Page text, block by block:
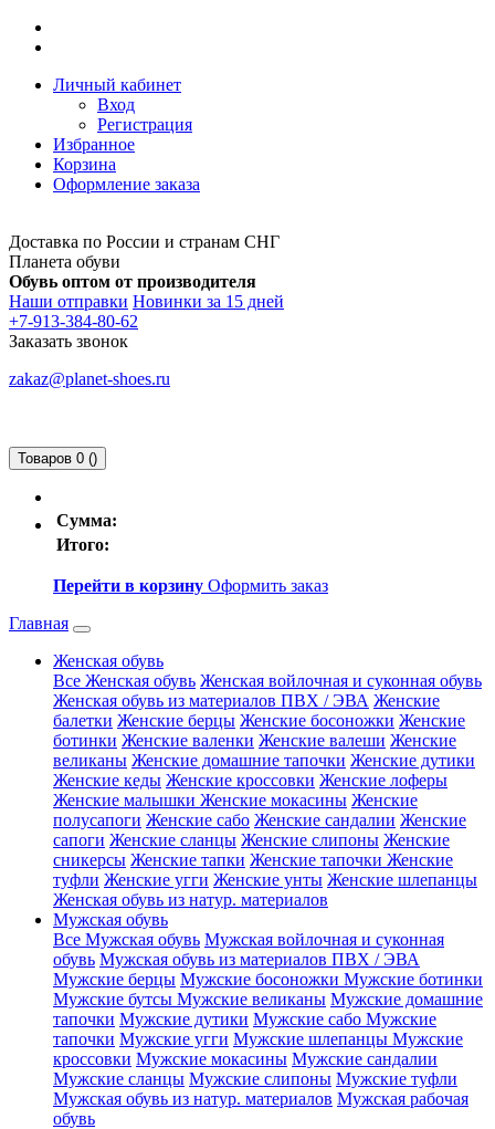
Личный кабинет
Вход
Регистрация
Избранное
Корзина
Оформление заказа
Доставка по России и странам СНГ
Планета обуви
Обувь оптом от производителя
Наши отправки Новинки за 15 дней
+7-913-384-80-62
Заказать звонок
zakaz@planet-shoes.ru
Товаров 0 ()
Сумма:
Итого:
Перейти в корзину Оформить заказ
Главная
Женская обувь
Все Женская обувь Женская войлочная и суконная обувь
Женская обувь из материалов ПВХ / ЭВА Женские
балетки Женские берцы Женские босоножки Женские
ботинки Женские валенки Женские валеши Женские
великаны Женские домашние тапочки Женские дутики
Женские кеды Женские кроссовки Женские лоферы
Женские малышки Женские мокасины Женские
полусапоги Женские сабо Женские сандалии Женские
сапоги Женские сланцы Женские слипоны Женские
сникерсы Женские тапки Женские тапочки Женские
туфли Женские угги Женские унты Женские шлепанцы
Женская обувь из натур. материалов
Мужская обувь
Все Мужская обувь Мужская войлочная и суконная
обувь Мужская обувь из материалов ПВХ / ЭВА
Мужские берцы Мужские босоножки Мужские ботинки
Мужские бутсы Мужские великаны Мужские домашние
тапочки Мужские дутики Мужские сабо Мужские
тапочки Мужские угги Мужские шлепанцы Мужские
кроссовки Мужские мокасины Мужские сандалии
Мужские сланцы Мужские слипоны Мужские туфли
Мужская обувь из натур. материалов Мужская рабочая
обувь